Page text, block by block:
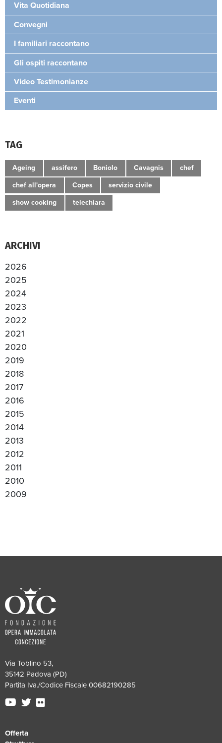
Vita Quotidiana
Convegni
I familiari raccontano
Gli ospiti raccontano
Video Testimonianze
Eventi
TAG
Ageing assifero Boniolo Cavagnis chef
chef all'opera Copes servizio civile
show cooking telechiara
ARCHIVI
2026
2025
2024
2023
2022
2021
2020
2019
2018
2017
2016
2015
2014
2013
2012
2011
2010
2009
Via Toblino 53,
35142 Padova (PD)
Partita Iva./Codice Fiscale 00682190285
Offerta